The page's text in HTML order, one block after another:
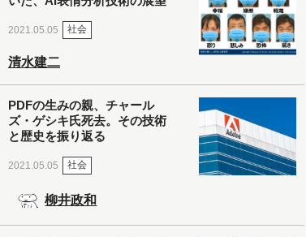
2021.05.05 社会
清水建二
PDFの生みの親、チャール
ズ・ゲシキ氏死去。その技術
と歴史を振り返る
2021.05.05 社会
柳井政和